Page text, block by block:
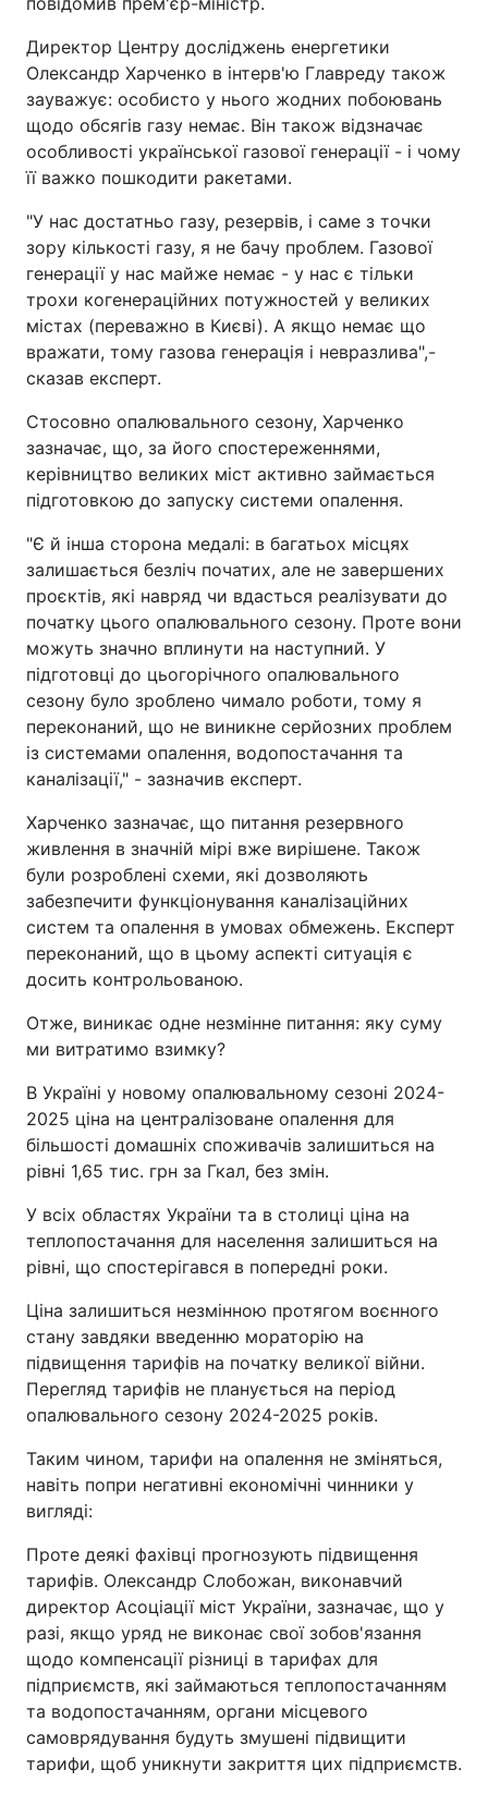
Директор Центру досліджень енергетики
Олександр Харченко в інтерв'ю Главреду також
зауважує: особисто у нього жодних побоювань
щодо обсягів газу немає. Він також відзначає
особливості української газової генерації - і чому
її важко пошкодити ракетами.
"У нас достатньо газу, резервів, і саме з точки
зору кількості газу, я не бачу проблем. Газової
генерації у нас майже немає - у нас є тільки
трохи когенераційних потужностей у великих
містах (переважно в Києві). А якщо немає що
вражати, тому газова генерація і невразлива",-
сказав експерт.
Стосовно опалювального сезону, Харченко
зазначає, що, за його спостереженнями,
керівництво великих міст активно займається
підготовкою до запуску системи опалення.
"Є й інша сторона медалі: в багатьох місцях
залишається безліч початих, але не завершених
проєктів, які навряд чи вдасться реалізувати до
початку цього опалювального сезону. Проте вони
можуть значно вплинути на наступний. У
підготовці до цьогорічного опалювального
сезону було зроблено чимало роботи, тому я
переконаний, що не виникне серйозних проблем
із системами опалення, водопостачання та
каналізації," - зазначив експерт.
Харченко зазначає, що питання резервного
живлення в значній мірі вже вирішене. Також
були розроблені схеми, які дозволяють
забезпечити функціонування каналізаційних
систем та опалення в умовах обмежень. Експерт
переконаний, що в цьому аспекті ситуація є
досить контрольованою.
Отже, виникає одне незмінне питання: яку суму
ми витратимо взимку?
В Україні у новому опалювальному сезоні 2024-
2025 ціна на централізоване опалення для
більшості домашніх споживачів залишиться на
рівні 1,65 тис. грн за Гкал, без змін.
У всіх областях України та в столиці ціна на
теплопостачання для населення залишиться на
рівні, що спостерігався в попередні роки.
Ціна залишиться незмінною протягом воєнного
стану завдяки введенню мораторію на
підвищення тарифів на початку великої війни.
Перегляд тарифів не планується на період
опалювального сезону 2024-2025 років.
Таким чином, тарифи на опалення не зміняться,
навіть попри негативні економічні чинники у
вигляді:
Проте деякі фахівці прогнозують підвищення
тарифів. Олександр Слобожан, виконавчий
директор Асоціації міст України, зазначає, що у
разі, якщо уряд не виконає свої зобов'язання
щодо компенсації різниці в тарифах для
підприємств, які займаються теплопостачанням
та водопостачанням, органи місцевого
самоврядування будуть змушені підвищити
тарифи, щоб уникнути закриття цих підприємств.